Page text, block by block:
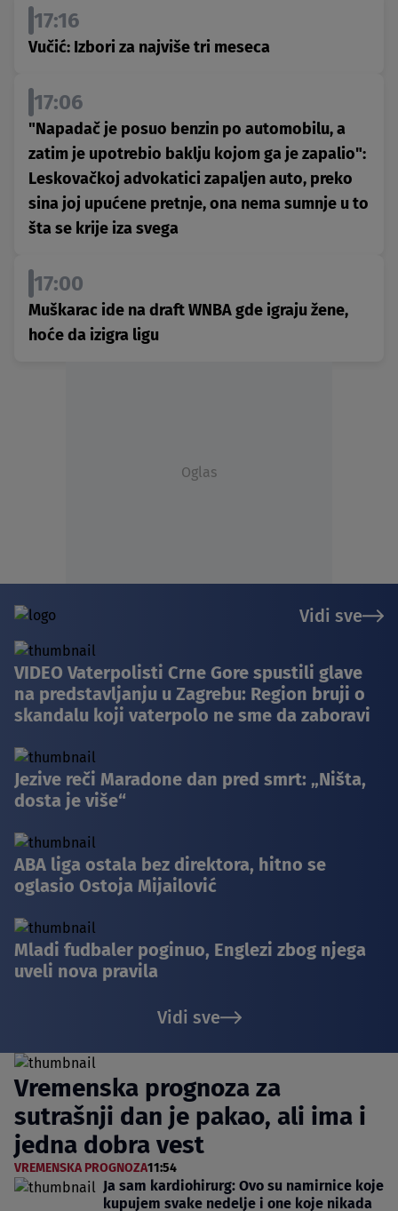
17:16
Vučić: Izbori za najviše tri meseca
17:06
"Napadač je posuo benzin po automobilu, a
zatim je upotrebio baklju kojom ga je zapalio":
Leskovačkoj advokatici zapaljen auto, preko
sina joj upućene pretnje, ona nema sumnje u to
šta se krije iza svega
17:00
Muškarac ide na draft WNBA gde igraju žene,
hoće da izigra ligu
Oglas
Vidi sve
VIDEO Vaterpolisti Crne Gore spustili glave
na predstavljanju u Zagrebu: Region bruji o
skandalu koji vaterpolo ne sme da zaboravi
Jezive reči Maradone dan pred smrt: „Ništa,
dosta je više“
ABA liga ostala bez direktora, hitno se
oglasio Ostoja Mijailović
Mladi fudbaler poginuo, Englezi zbog njega
uveli nova pravila
Vidi sve
Vremenska prognoza za
sutrašnji dan je pakao, ali ima i
jedna dobra vest
VREMENSKA PROGNOZA11:54
Ja sam kardiohirurg: Ovo su namirnice koje
kupujem svake nedelje i one koje nikada